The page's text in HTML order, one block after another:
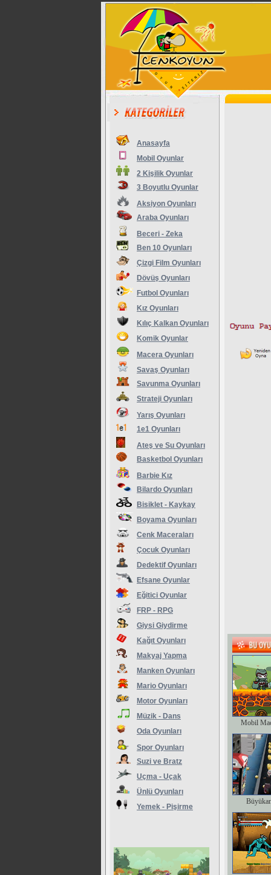
Anasayfa
Mobil Oyunlar
2 Kişilik Oyunlar
3 Boyutlu Oyunlar
Aksiyon Oyunları
Araba Oyunları
Beceri - Zeka
Ben 10 Oyunları
Çizgi Film Oyunları
Dövüş Oyunları
Futbol Oyunları
Kız Oyunları
Kılıç Kalkan Oyunları
Komik Oyunlar
Macera Oyunları
Savaş Oyunları
Savunma Oyunları
Strateji Oyunları
Yarış Oyunları
1e1 Oyunları
Ateş ve Su Oyunları
Basketbol Oyunları
Barbie Kız
Bilardo Oyunları
Bisiklet - Kaykay
Boyama Oyunları
Cenk Maceraları
Çocuk Oyunları
Dedektif Oyunları
Efsane Oyunlar
Eğitici Oyunlar
FRP - RPG
Giysi Giydirme
Kağıt Oyunları
Makyaj Yapma
Manken Oyunları
Mario Oyunları
Motor Oyunları
Müzik - Dans
Oda Oyunları
Spor Oyunları
Suzi ve Bratz
Uçma - Uçak
Ünlü Oyunları
Yemek - Pişirme
Mobil